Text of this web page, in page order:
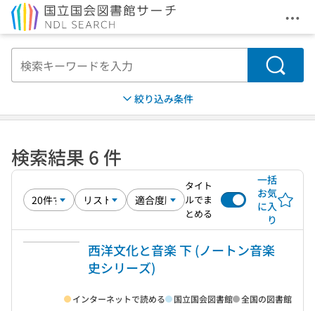
メ
検索
絞り込み条件
検索結果 6 件
タイト
ルでま
とめる
一括
お気
に入
り
西洋文化と音楽 下 (ノートン音楽
史シリーズ)
インターネットで読める 国立国会図書館 全国の図書館